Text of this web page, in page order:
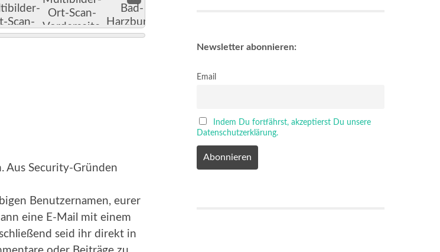
Aus Security-Gründen
Benutzernamen, eurer
eine E-Mail mit einem
seid ihr direkt in
Newsletter abonnieren:
Email
Indem Du fortfährst, akzeptierst Du unsere
Datenschutzerklärung.